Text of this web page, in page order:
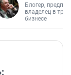
Блогер,
владелец в
бизнесе